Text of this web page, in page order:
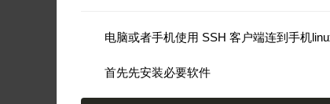
电脑或者手机使用 SSH 客户端连到手机
首先先安装必要软件